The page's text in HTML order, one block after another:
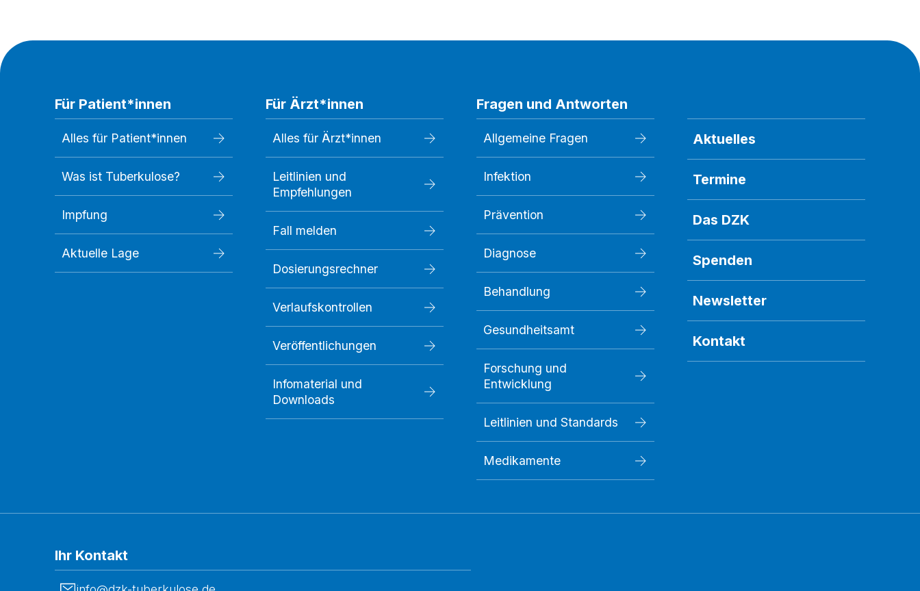
Für Patient*innen
Alles für Patient*innen
Was ist Tuberkulose?
Impfung
Aktuelle Lage
Für Ärzt*innen
Alles für Ärzt*innen
Leitlinien und
Empfehlungen
Fall melden
Dosierungsrechner
Verlaufskontrollen
Veröffentlichungen
Infomaterial und
Downloads
Fragen und Antworten
Allgemeine Fragen
Infektion
Prävention
Diagnose
Behandlung
Gesundheitsamt
Forschung und
Entwicklung
Leitlinien und Standards
Medikamente
Aktuelles
Termine
Das DZK
Spenden
Newsletter
Kontakt
Ihr Kontakt